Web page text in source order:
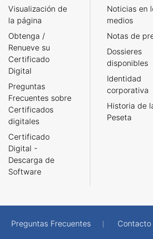
Visualización de
la página
Obtenga /
Renueve su
Certificado
Digital
Preguntas
Frecuentes sobre
Certificados
digitales
Certificado
Digital -
Descarga de
Software
Noticias en
medios
Notas de
Dossieres
disponibles
Identidad
corporativa
Historia de
Peseta
Preguntas Frecuentes Contacto